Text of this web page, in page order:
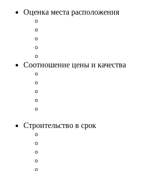
Оценка места расположения
Соотношение цены и качества
Строительство в срок